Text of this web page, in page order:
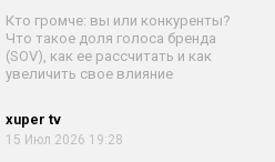
Кто громче: вы или конкуренты?
Что такое доля голоса бренда
(SOV), как ее рассчитать и как
увеличить свое влияние
xuper tv
15 Июл 2026 19:28